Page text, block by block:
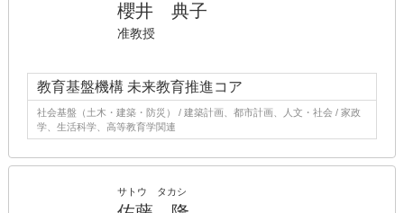
櫻井 典子
准教授
教育基盤機構 未来教育推進コア
社会基盤（土木・建築・防災） / 建築計画、都市計画、人文・社会 / 家政
学、生活科学、高等教育学関連
サトウ タカシ